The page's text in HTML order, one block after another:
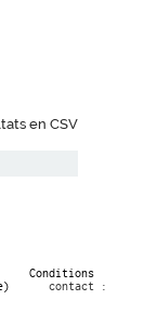
en CSV
Conditions
contact :